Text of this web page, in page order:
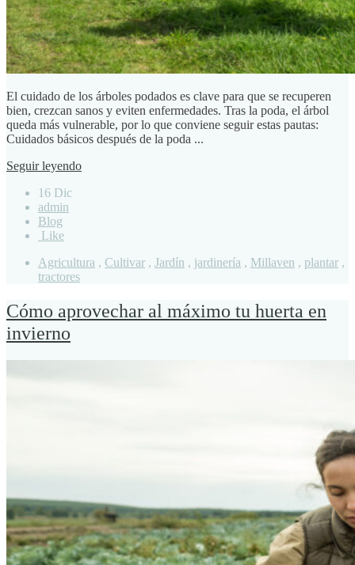
El cuidado de los árboles podados es clave para que se recuperen
bien, crezcan sanos y eviten enfermedades. Tras la poda, el árbol
queda más vulnerable, por lo que conviene seguir estas pautas:
Cuidados básicos después de la poda ...
Seguir leyendo
16 Dic
admin
Blog
Like
Agricultura , Cultivar , Jardín , jardinería , Millaven , plantar ,
tractores
Cómo aprovechar al máximo tu huerta en
invierno